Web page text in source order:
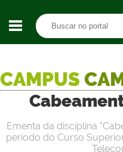
CAMPUS
Ementa da disciplina
período do Curso